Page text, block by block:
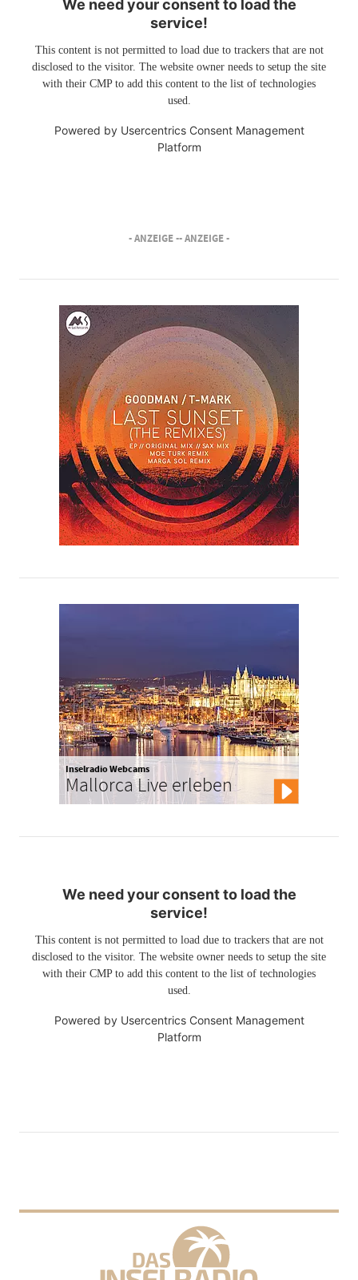
We need your consent to load the
service!
This content is not permitted to load due to trackers that are not
disclosed to the visitor. The website owner needs to setup the site
with their CMP to add this content to the list of technologies
used.
Powered by Usercentrics Consent Management
Platform
- ANZEIGE -- ANZEIGE -
Inselradio Webcams
Mallorca Live erleben
We need your consent to load the
service!
This content is not permitted to load due to trackers that are not
disclosed to the visitor. The website owner needs to setup the site
with their CMP to add this content to the list of technologies
used.
Powered by Usercentrics Consent Management
Platform